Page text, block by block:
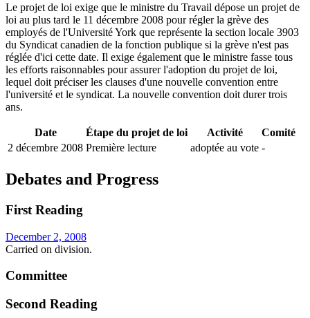
Le projet de loi exige que le ministre du Travail dépose un projet de
loi au plus tard le 11 décembre 2008 pour régler la grève des
employés de l'Université York que représente la section locale 3903
du Syndicat canadien de la fonction publique si la grève n'est pas
réglée d'ici cette date. Il exige également que le ministre fasse tous
les efforts raisonnables pour assurer l'adoption du projet de loi,
lequel doit préciser les clauses d'une nouvelle convention entre
l'université et le syndicat. La nouvelle convention doit durer trois
ans.
Date Étape du projet de loi Activité
Comité
2 décembre 2008 Première lecture adoptée au vote -
Debates and Progress
First Reading
December 2, 2008
Carried on division.
Committee
Second Reading